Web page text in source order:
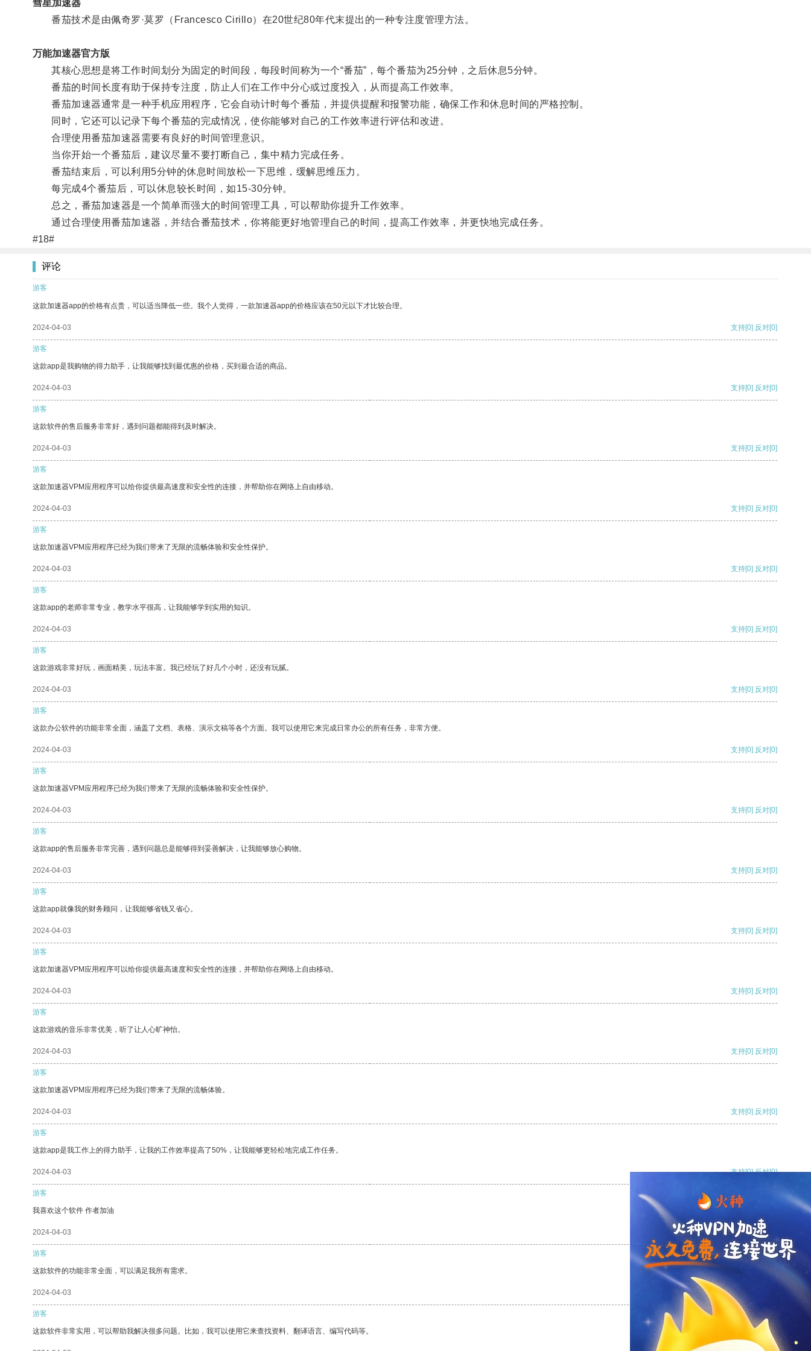
彗星加速器
番茄技术是由佩奇罗·莫罗（Francesco Cirillo）在20世纪80年代末提出的一种专注度管理方法。
万能加速器官方版
其核心思想是将工作时间划分为固定的时间段，每段时间称为一个“番茄”，每个番茄为25分钟，之后休息5分钟。
番茄的时间长度有助于保持专注度，防止人们在工作中分心或过度投入，从而提高工作效率。
番茄加速器通常是一种手机应用程序，它会自动计时每个番茄，并提供提醒和报警功能，确保工作和休息时间的严格控制。
同时，它还可以记录下每个番茄的完成情况，使你能够对自己的工作效率进行评估和改进。
合理使用番茄加速器需要有良好的时间管理意识。
当你开始一个番茄后，建议尽量不要打断自己，集中精力完成任务。
番茄结束后，可以利用5分钟的休息时间放松一下思维，缓解思维压力。
每完成4个番茄后，可以休息较长时间，如15-30分钟。
总之，番茄加速器是一个简单而强大的时间管理工具，可以帮助你提升工作效率。
通过合理使用番茄加速器，并结合番茄技术，你将能更好地管理自己的时间，提高工作效率，并更快地完成任务。
#18#
评论
游客
这款加速器app的价格有点贵，可以适当降低一些。我个人觉得，一款加速器app的价格应该在50元以下才比较合理。
2024-04-03 支持[0] 反对[0]
游客
这款app是我购物的得力助手，让我能够找到最优惠的价格，买到最合适的商品。
2024-04-03 支持[0] 反对[0]
游客
这款软件的售后服务非常好，遇到问题都能得到及时解决。
2024-04-03 支持[0] 反对[0]
游客
这款加速器VPM应用程序可以给你提供最高速度和安全性的连接，并帮助你在网络上自由移动。
2024-04-03 支持[0] 反对[0]
游客
这款加速器VPM应用程序已经为我们带来了无限的流畅体验和安全性保护。
2024-04-03 支持[0] 反对[0]
游客
这款app的老师非常专业，教学水平很高，让我能够学到实用的知识。
2024-04-03 支持[0] 反对[0]
游客
这款游戏非常好玩，画面精美，玩法丰富。我已经玩了好几个小时，还没有玩腻。
2024-04-03 支持[0] 反对[0]
游客
这款办公软件的功能非常全面，涵盖了文档、表格、演示文稿等各个方面。我可以使用它来完成日常办公的所有任务，非常方便。
2024-04-03 支持[0] 反对[0]
游客
这款加速器VPM应用程序已经为我们带来了无限的流畅体验和安全性保护。
2024-04-03 支持[0] 反对[0]
游客
这款app的售后服务非常完善，遇到问题总是能够得到妥善解决，让我能够放心购物。
2024-04-03 支持[0] 反对[0]
游客
这款app就像我的财务顾问，让我能够省钱又省心。
2024-04-03 支持[0] 反对[0]
游客
这款加速器VPM应用程序可以给你提供最高速度和安全性的连接，并帮助你在网络上自由移动。
2024-04-03 支持[0] 反对[0]
游客
这款游戏的音乐非常优美，听了让人心旷神怡。
2024-04-03 支持[0] 反对[0]
游客
这款加速器VPM应用程序已经为我们带来了无限的流畅体验。
2024-04-03 支持[0] 反对[0]
游客
这款app是我工作上的得力助手，让我的工作效率提高了50%，让我能够更轻松地完成工作任务。
2024-04-03 支持[0] 反对[0]
游客
我喜欢这个软件 作者加油
2024-04-03 支持[0] 反对
游客
这款软件的功能非常全面，可以满足我所有需求。
2024-04-03 支持
游客
这款软件非常实用，可以帮助我解决很多问题。比如，我可以使用它来查找资料、翻译语言、编写代码等。